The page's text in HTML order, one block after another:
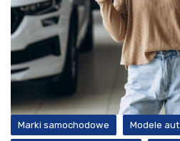
Marki samochodowe Modele aut